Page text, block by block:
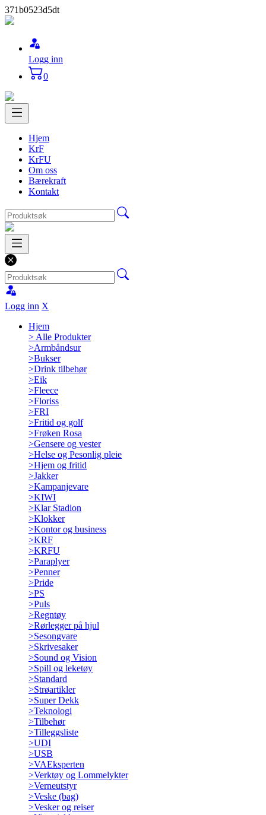
371b0523d5dt
Logg inn
0
Hjem
KrF
KrFU
Om oss
Bærekraft
Kontakt
Logg inn X
Hjem
> Alle Produkter
>Armbåndsur
>Bukser
>Drink tilbehør
>Eik
>Fleece
>Floriss
>FRI
>Fritid og golf
>Frøken Rosa
>Gensere og vester
>Helse og Pesonlig pleie
>Hjem og fritid
>Jakker
>Kampanjevare
>KIWI
>Klar Stadion
>Klokker
>Kontor og business
>KRF
>KRFU
>Paraplyer
>Penner
>Pride
>PS
>Puls
>Regntøy
>Rørlegger på hjul
>Sesongvare
>Skrivesaker
>Sound og Vision
>Spill og leketøy
>Standard
>Strøartikler
>Super Dekk
>Teknologi
>Tilbehør
>Tilleggsliste
>UDI
>USB
>VAEksperten
>Verktøy og Lommelykter
>Verneutstyr
>Veske (bag)
>Vesker og reiser